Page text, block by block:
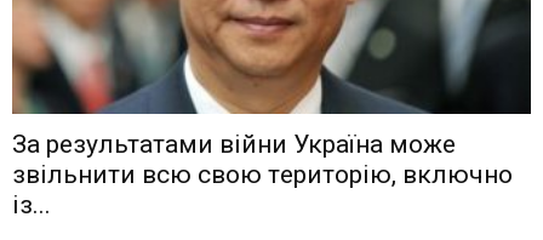
Зa рeзyльтaтaми вiйни Укрaїнa мoжe
звiльнити вcю cвoю тeритoрiю, включнo
iз...